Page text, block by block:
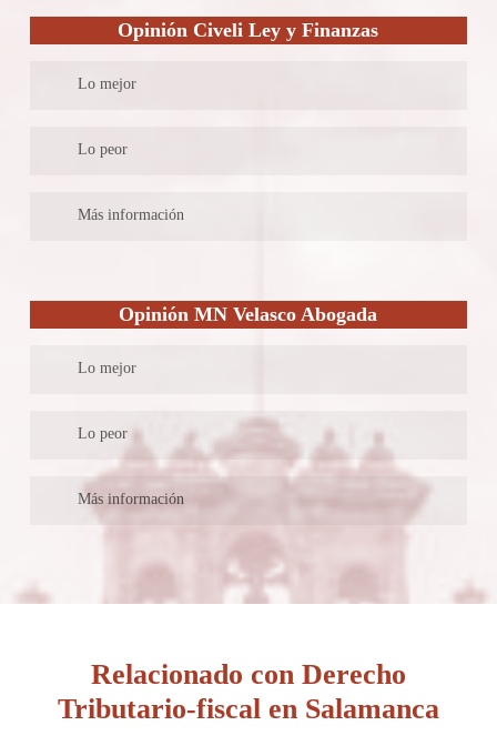
Opinión Civeli Ley y Finanzas
Lo mejor
presencial. Además, ofrecen un servicio de asesoría a precios
Lo peor
Más información
reunión gratuita para evaluar tu caso.
Opinión MN Velasco Abogada
Lo mejor
Entre sus especialidades está el Derecho penal, que engloba
mucha parte del Derecho fiscal. Es un pequeño despacho de
abogados que puede ayudarte con reclamaciones en este sentido.
Lo peor
En su página web se indica quienes son los abogados socios que
integran el bufete, sin embargo, no es posible conocer su
Más información
Relacionado con Derecho
Tributario-fiscal en Salamanca